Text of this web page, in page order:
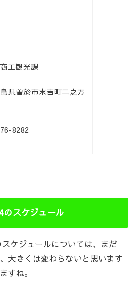
工観光課
県曽於市末吉町二之方
8282
スケジュール
ケジュールについては、まだ
大きくは変わらないと思います
すね。